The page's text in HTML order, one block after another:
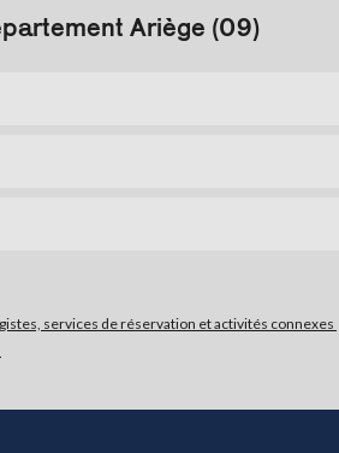
Ariège (09)
services de réservation et activités connexes